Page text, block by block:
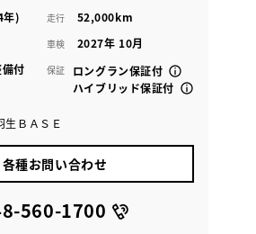
年) 走行 52,000km
車検 2027年 10月
付 保証
ロングラン保証付
ハイブリッド保証付
ＢＡＳＥ
各種お問い合わせ
560-1700